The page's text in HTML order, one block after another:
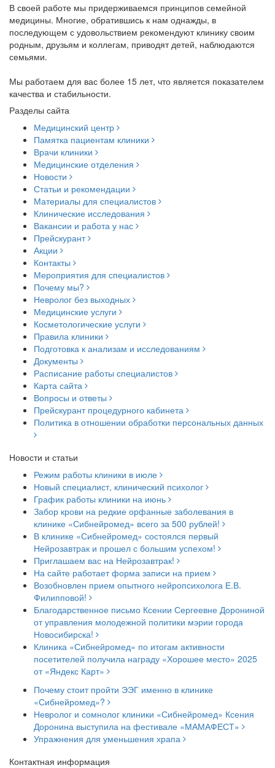
В своей работе мы придерживаемся принципов семейной
медицины. Многие, обратившись к нам однажды, в
последующем с удовольствием рекомендуют клинику своим
родным, друзьям и коллегам, приводят детей, наблюдаются
семьями.
Мы работаем для вас более 15 лет, что является показателем
качества и стабильности.
Разделы сайта
Медицинский центр
Памятка пациентам клиники
Врачи клиники
Медицинские отделения
Новости
Статьи и рекомендации
Материалы для специалистов
Клинические исследования
Вакансии и работа у нас
Прейскурант
Акции
Контакты
Мероприятия для специалистов
Почему мы?
Невролог без выходных
Медицинские услуги
Косметологические услуги
Правила клиники
Подготовка к анализам и исследованиям
Документы
Расписание работы специалистов
Карта сайта
Вопросы и ответы
Прейскурант процедурного кабинета
Политика в отношении обработки персональных данных
Новости и статьи
Режим работы клиники в июле
Новый специалист, клинический психолог
График работы клиники на июнь
Забор крови на редкие орфанные заболевания в
клинике «Сибнейромед» всего за 500 рублей!
В клинике «Сибнейромед» состоялся первый
Нейрозавтрак и прошел с большим успехом!
Приглашаем вас на Нейрозавтрак!
На сайте работает форма записи на прием
Возобновлен прием опытного нейропсихолога Е.В.
Филипповой!
Благодарственное письмо Ксении Сергеевне Дорониной
от управления молодежной политики мэрии города
Новосибирска!
Клиника «Сибнейромед» по итогам активности
посетителей получила награду «Хорошее место» 2025
от «Яндекс Карт»
Почему стоит пройти ЭЭГ именно в клинике
«Сибнейромед»?
Невролог и сомнолог клиники «Сибнейромед» Ксения
Доронина выступила на фестивале «МАМАФЕСТ»
Упражнения для уменьшения храпа
Контактная информация